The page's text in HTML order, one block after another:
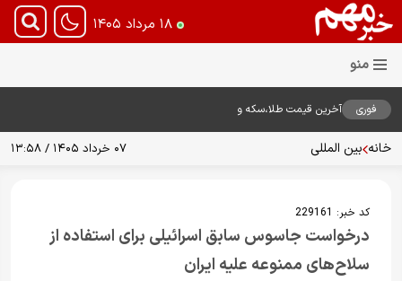
۱۸ مرداد ۱۴۰۵
فوری
آخرین قیمت طلا،سکه و
خانه بین المللی ۰۷ خرداد ۱۴۰۵ / ۱۳:۵۸
کد خبر: 229161
درخواست جاسوس سابق اسرائیلی برای استفاده از
سلاح‌های ممنوعه علیه ایران